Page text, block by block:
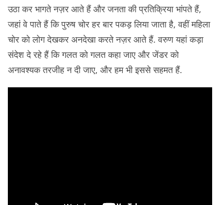
उठा कर भागते नज़र आते हैं और जनता की प्रतिक्रिया भांपते हैं,
जहां वे पाते हैं कि पुरुष चोर हर बार पकड़ लिया जाता है, वहीं महिला
चोर को लोग देखकर अनदेखा करते नज़र आते हैं. वरुण यहां कड़ा
संदेश दे रहे हैं कि गलत को गलत कहा जाए और जेंडर को
अनावश्यक तरजीह न दी जाए, और हम भी इससे सहमत हैं.